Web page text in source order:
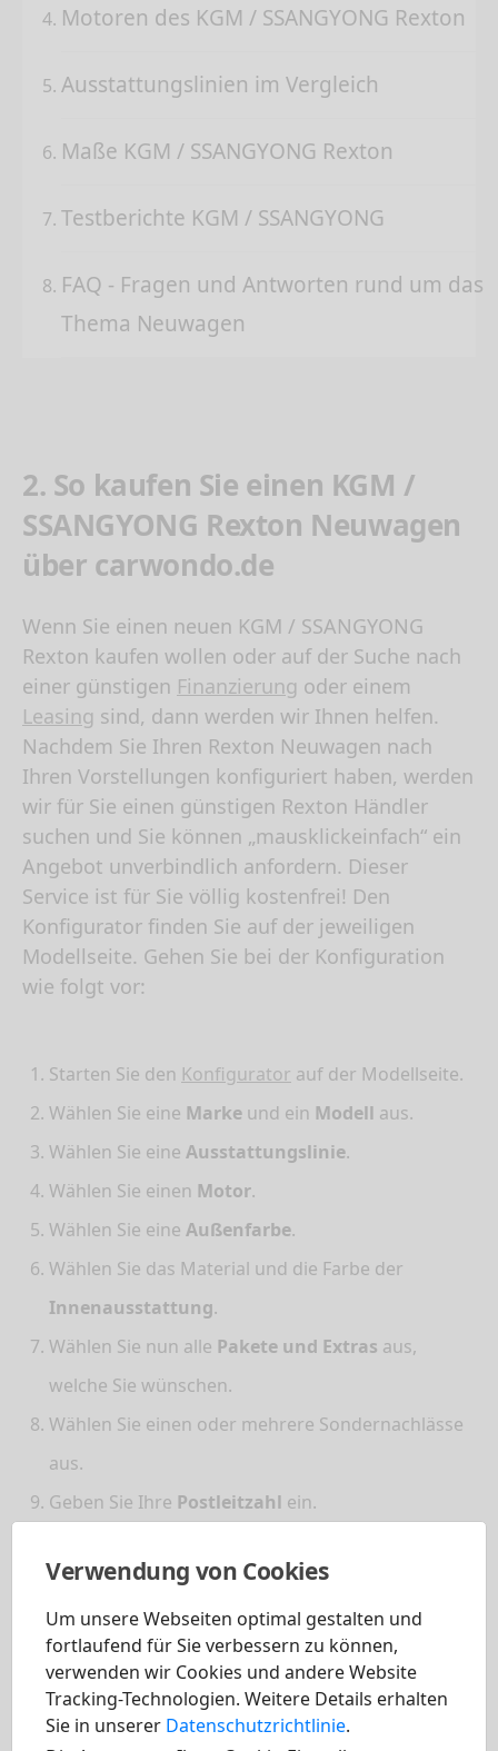
Verwendung von Cookies
Um unsere Webseiten optimal gestalten und
fortlaufend für Sie verbessern zu können,
verwenden wir Cookies und andere Website
Tracking-Technologien. Weitere Details erhalten
Sie in unserer Datenschutzrichtlinie.
Motoren des KGM / SSANGYONG Rexton
Ausstattungslinien im Vergleich
Maße KGM / SSANGYONG Rexton
Testberichte KGM / SSANGYONG
FAQ - Fragen und Antworten rund um das
Thema Neuwagen
2. So kaufen Sie einen KGM /
SSANGYONG Rexton Neuwagen
über carwondo.de
Wenn Sie einen neuen KGM / SSANGYONG
Rexton kaufen wollen oder auf der Suche nach
einer günstigen Finanzierung oder einem
Leasing sind, dann werden wir Ihnen helfen.
Nachdem Sie Ihren Rexton Neuwagen nach
Ihren Vorstellungen konfiguriert haben, werden
wir für Sie einen günstigen Rexton Händler
suchen und Sie können „mausklickeinfach“ ein
Angebot unverbindlich anfordern. Dieser
Service ist für Sie völlig kostenfrei! Den
Konfigurator finden Sie auf der jeweiligen
Modellseite. Gehen Sie bei der Konfiguration
wie folgt vor:
Starten Sie den Konfigurator auf der Modellseite.
Wählen Sie eine Marke und ein Modell aus.
Wählen Sie eine Ausstattungslinie.
Wählen Sie einen Motor.
Wählen Sie eine Außenfarbe.
Wählen Sie das Material und die Farbe der
Innenausstattung.
Wählen Sie nun alle Pakete und Extras aus,
welche Sie wünschen.
Wählen Sie einen oder mehrere Sondernachlässe
aus.
Geben Sie Ihre Postleitzahl ein.
Füllen Sie das nachfolgendeKontaktformular
und wählen Sie zwischenBarkauf,Finanzierung
undLeasing.
Sobald Sie die Konfiguration abschlossen, Ihre Daten
eingeben und eine unverbindliche Angebotsanfrage